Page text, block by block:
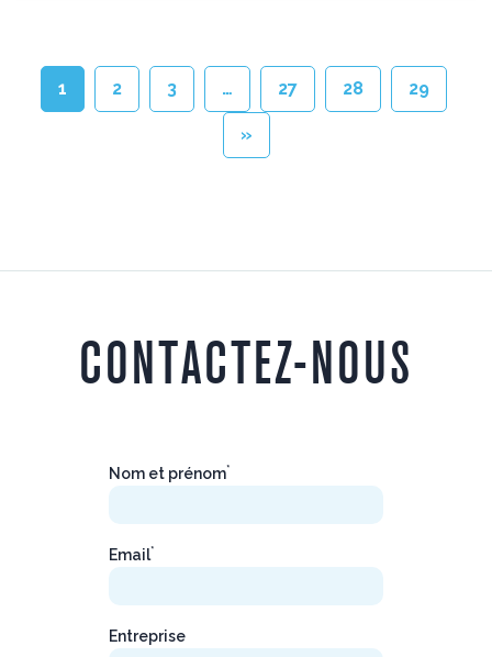
1 2 3 … 27 28 29
»
CONTACTEZ-NOUS
Nom et prénom*
Email*
Entreprise